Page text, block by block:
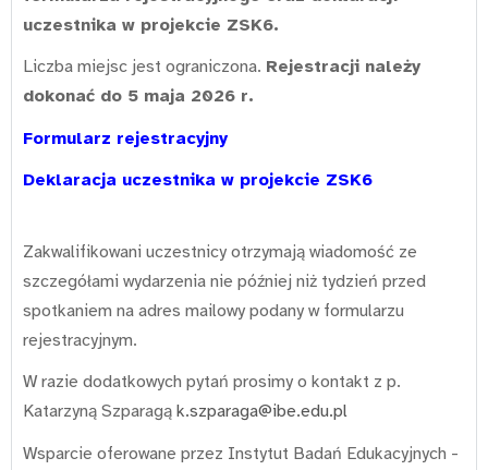
uczestnika w projekcie ZSK6.
Liczba miejsc jest ograniczona. Rejestracji należy
dokonać do 5 maja 2026 r.
Formularz rejestracyjny
Deklaracja uczestnika w projekcie ZSK6
Zakwalifikowani uczestnicy otrzymają wiadomość ze
szczegółami wydarzenia nie później niż tydzień przed
spotkaniem na adres mailowy podany w formularzu
rejestracyjnym.
W razie dodatkowych pytań prosimy o kontakt z p.
Katarzyną Szparagą k.szparaga@ibe.edu.pl
Wsparcie oferowane przez Instytut Badań Edukacyjnych -